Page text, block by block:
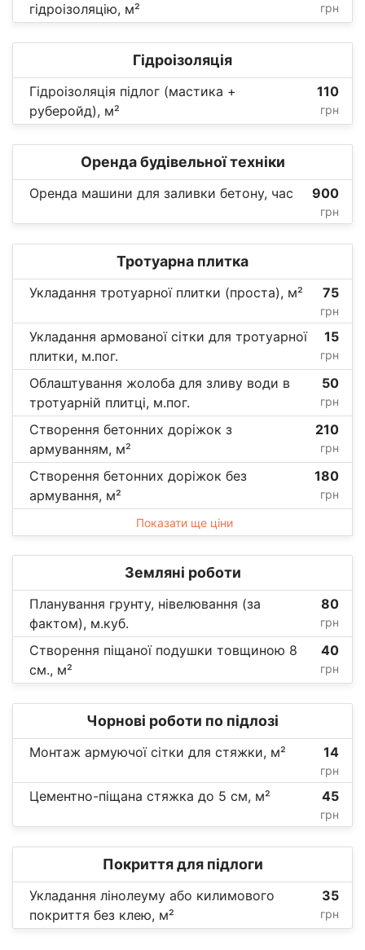
гідроізоляцію, м²
грн
Гідроізоляція
Гідроізоляція підлог (мастика +
руберойд), м²
110
грн
Оренда будівельної техніки
Оренда машини для заливки бетону, час 900
грн
Тротуарна плитка
Укладання тротуарної плитки (проста), м² 75
грн
Укладання армованої сітки для тротуарної
плитки, м.пог.
15
грн
Облаштування жолоба для зливу води в
тротуарній плитці, м.пог.
50
грн
Створення бетонних доріжок з
армуванням, м²
210
грн
Створення бетонних доріжок без
армування, м²
180
грн
Показати ще ціни
Земляні роботи
Планування грунту, нівелювання (за
фактом), м.куб.
80
грн
Створення піщаної подушки товщиною 8
см., м²
40
грн
Чорнові роботи по підлозі
Монтаж армуючої сітки для стяжки, м² 14
грн
Цементно-піщана стяжка до 5 см, м² 45
грн
Покриття для підлоги
Укладання лінолеуму або килимового
покриття без клею, м²
35
грн